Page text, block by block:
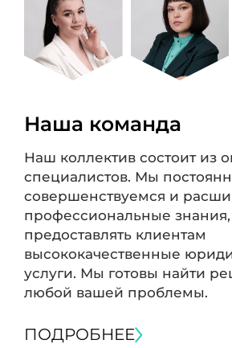
Наша команда
Наш коллектив состоит из
специалистов. Мы
совершенствуемся и
профессиональные
предоставлять клиентам
высококачественные
услуги. Мы готовы найти
любой вашей проблемы.
ПОДРОБНЕЕ